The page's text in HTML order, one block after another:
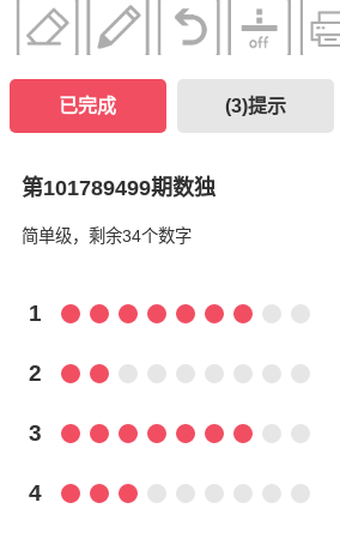
已完成 (3)提示
第101789499期数独
简单级，剩余34个数字
1
2
3
4